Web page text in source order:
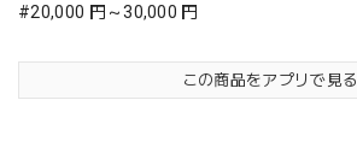
#20,000 円～30,000 円
この商品をアプリで見る